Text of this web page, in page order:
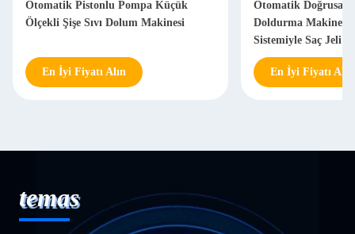
Otomatik Pistonlu Pompa Küçük
Ölçekli Şişe Sıvı Dolum Makinesi
En İyi Fiyatı Alın
Otomatik Doğrusal
Doldurma Makinesi
Sistemiyle Saç Jeli
En İyi Fiyatı Alın
temas